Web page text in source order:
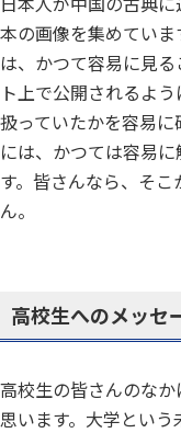
本の画像を集めてい
は、かつて容易に見
ト上で公開されるよ
扱っていたかを容易
には、かつては容易
す。皆さんなら、そ
ん。
高校生へのメッセ
高校生の皆さんのな
思います。大学とい